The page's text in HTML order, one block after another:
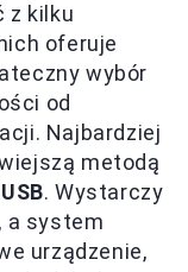
z kilku
oferuje
wybór
od
Najbardziej
metodą
. Wystarczy
a system
urządzenie,